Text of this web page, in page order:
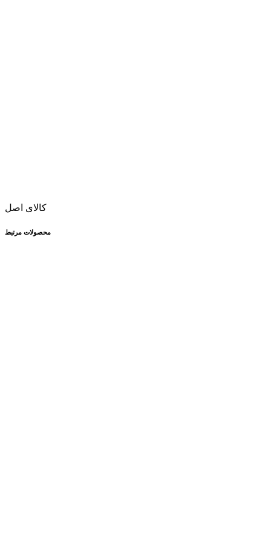
کالای اصل
محصولات مرتبط